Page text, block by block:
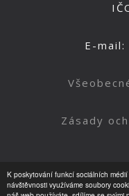
K poskytování funkcí sociálních
návštěvnosti využíváme soubory
E-mail:
Zásady